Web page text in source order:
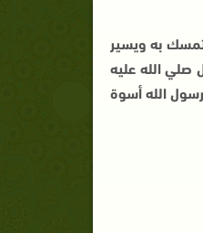
به ويسير
صلي الله عليه
الله أسوة